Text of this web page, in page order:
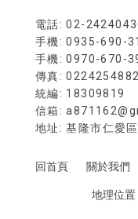
電話: 02-
手機: 0935-690-
傳真: 0224254882
統編: 18309819
信箱:
地址: 基隆市仁愛
回首頁 關於我們
地理位置